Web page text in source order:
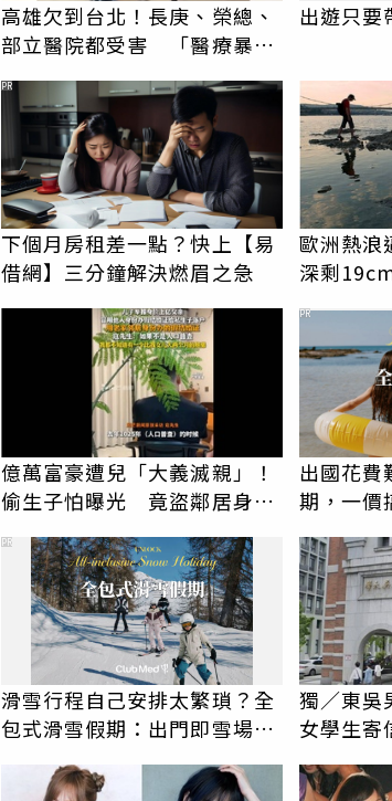
高雄欠到台北！長庚、榮總、
部立醫院都受害 「醫療暴力
出遊只要
下個月房租差一點？快上【易
借網】三分鐘解決燃眉之急
PR
歐洲熱浪
深剩
象骨骸重
億萬富豪遭兒「大義滅親」！
偷生子怕曝光 竟盜鄰居身份
出國花費
期，一價
PR
滑雪行程自己安排太繁瑣？全
包式滑雪假期：出門即雪場，
PR
獨／東
女學生寄